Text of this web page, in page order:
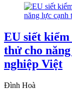
EU siết
thử cho
nghiệp Việt
Đình Hoà